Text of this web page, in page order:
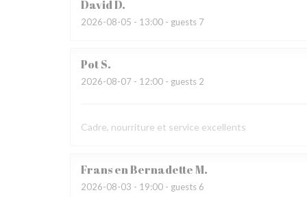
DavidD
2026-08-05 - 13:00 - guests 7
PotS
2026-08-07 - 12:00 - guests 2
Cadre, nourriture et service excellents
Frans en BernadetteM
2026-08-03 - 19:00 - guests 6